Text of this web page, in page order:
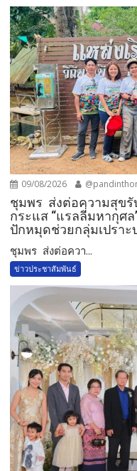
09/08/2026
ชุมพร ส่งต่อความสุข
กระแส “แรลลี่มหากุศล
ปักหมุดช่วยกลุ่มเปราะ
ชุมพร ส่งต่อควา...
ข่าวประชาสัมพันธ์